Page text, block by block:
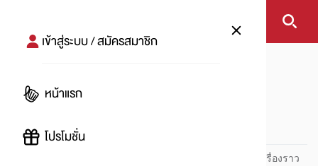
เข้าสู่ระบบ / สมัครสมาชิก
หน้าแรก
โปรโมชั่น
#
ปันโปร PUNPRO ที่ 1 ด้านโปรโมชัน อัปเดตและติดตามทุกเรื่องราว